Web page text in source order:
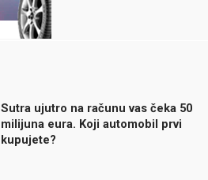
Sutra ujutro na računu vas čeka 50
milijuna eura. Koji automobil prvi
kupujete?